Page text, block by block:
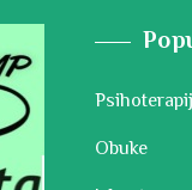
Obuke